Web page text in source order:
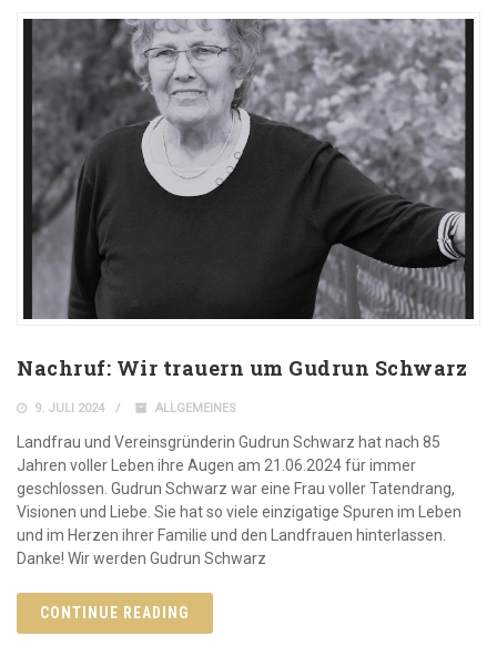
Nachruf: Wir trauern um Gudrun Schwarz
9. JULI 2024 ALLGEMEINES
Landfrau und Vereinsgründerin Gudrun Schwarz hat nach 85
Jahren voller Leben ihre Augen am 21.06.2024 für immer
geschlossen. Gudrun Schwarz war eine Frau voller Tatendrang,
Visionen und Liebe. Sie hat so viele einzigatige Spuren im Leben
und im Herzen ihrer Familie und den Landfrauen hinterlassen.
Danke! Wir werden Gudrun Schwarz
CONTINUE READING